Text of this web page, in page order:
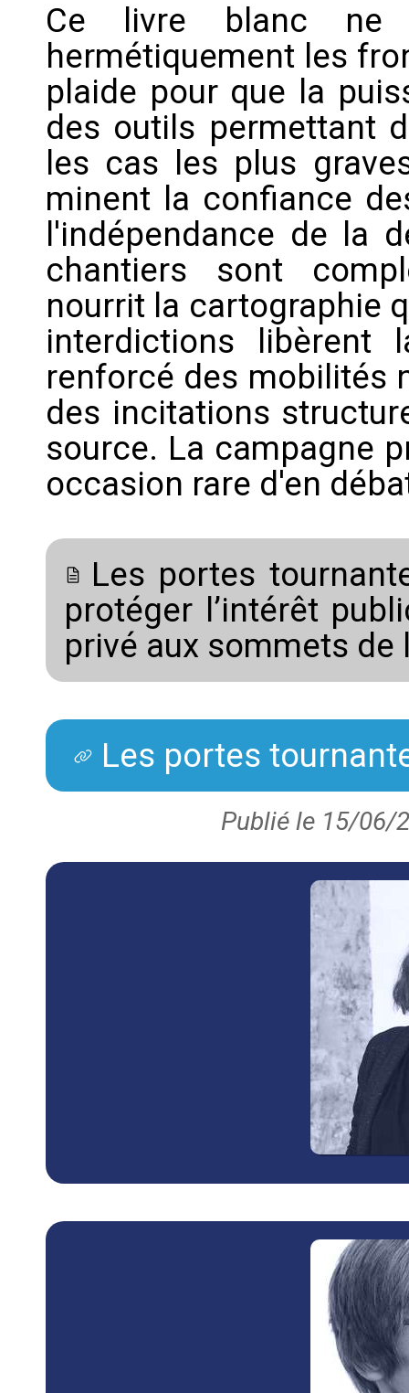
Ce livre blanc ne
hermétiquement les
plaide pour que la
des outils permettant
les cas les plus
minent la confiance
l'indépendance de la
chantiers sont
nourrit la cartographie
interdictions libèrent
renforcé des mobilités
des incitations
source. La campagne
occasion rare d'en
Les portes
protéger l’intérêt
privé aux sommets de
Les portes
Publié le 15/06/